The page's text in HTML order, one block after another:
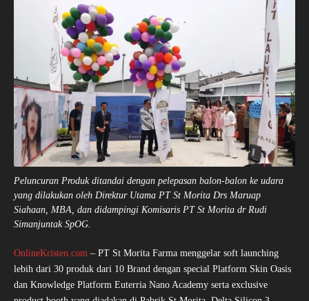
Peluncuran Produk ditandai dengan pelepasan balon-balon ke udara
yang dilakukan oleh Direktur Utama PT St Morita Drs Maruap
Siahaan, MBA, dan didampingi Komisaris PT St Morita dr Rudi
Simanjuntak SpOG.
OnlineKristen.com – PT St Morita Farma menggelar soft launching
lebih dari 30 produk dari 10 Brand dengan special Platform Skin Oasis
dan Knowledge Platform Euterria Nano Academy serta exclusive